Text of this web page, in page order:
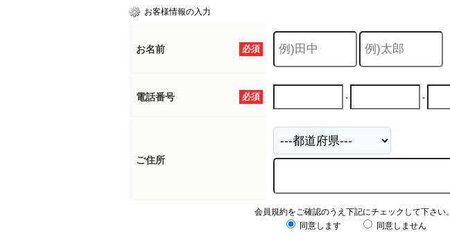
お客様情報の入力
必須
お名前
必須
電話番号 - -
ご住所
会員規約をご確認のうえ下記にチェックして下さい。
同意します
同意しません